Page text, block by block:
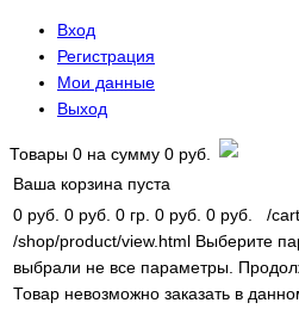
Вход
Регистрация
Мои данные
Выход
Товары 0 на сумму 0 руб.
Ваша корзина пуста
0 руб. 0 руб. 0 гр. 0 руб. 0 руб. /
/shop/product/view.html Выберите
выбрали не все параметры.
Товар невозможно заказать в